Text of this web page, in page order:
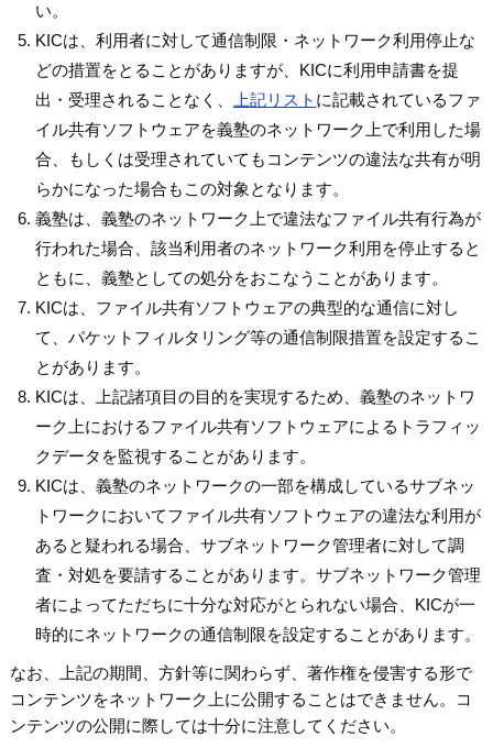
い。
KICは、利用者に対して通信制限・ネットワーク利用停止な
どの措置をとることがありますが、KICに利用申請書を提
出・受理されることなく、
上記リスト に記載されているファ
イル共有ソフトウェアを義塾のネットワーク上で利用した場
合、もしくは受理されていてもコンテンツの違法な共有が明
らかになった場合もこの対象となります。
義塾は、義塾のネットワーク上で違法なファイル共有行為が
行われた場合、該当利用者のネットワーク利用を停止すると
ともに、義塾としての処分をおこなうことがあります。
KICは、ファイル共有ソフトウェアの典型的な通信に対し
て、パケットフィルタリング等の通信制限措置を設定するこ
とがあります。
KICは、上記諸項目の目的を実現するため、義塾のネットワ
ーク上におけるファイル共有ソフトウェアによるトラフィッ
クデータを監視することがあります。
KICは、義塾のネットワークの一部を構成しているサブネッ
トワークにおいてファイル共有ソフトウェアの違法な利用が
あると疑われる場合、サブネットワーク管理者に対して調
査・対処を要請することがあります。サブネットワーク管理
者によってただちに十分な対応がとられない場合、KICが一
時的にネットワークの通信制限を設定することがあります。
なお、上記の期間、方針等に関わらず、著作権を侵害する形で
コンテンツをネットワーク上に公開することはできません。コ
ンテンツの公開に際しては十分に注意してください。